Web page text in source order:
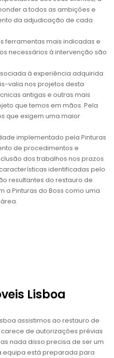
a todos as ambições e
da adjudicação de cada
ferramentas mais indicadas e
necessários à intervenção são
à experiência adquirida
valia nos projetos desta
antigas e outras mais
que temos em mãos. Pela
que exigem uma maior
implementado pela Pinturas
de procedimentos e
dos trabalhos nos prazos
identificadas pelo
resultantes do restauro de
a Pinturas do Boss como uma
Lisboa
assistimos ao restauro de
de autorizações prévias
nada disso precisa de ser um
equipa está preparada para